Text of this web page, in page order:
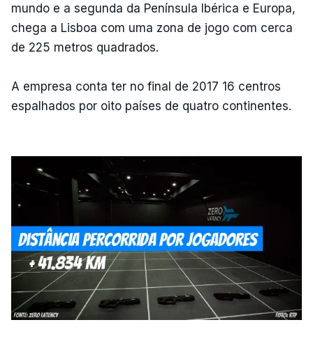
mundo e a segunda da Península Ibérica e Europa,
chega a Lisboa com uma zona de jogo com cerca
de 225 metros quadrados.
A empresa conta ter no final de 2017 16 centros
espalhados por oito países de quatro continentes.